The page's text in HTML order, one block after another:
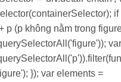
if
p (p không nằm trong
}); var elements =